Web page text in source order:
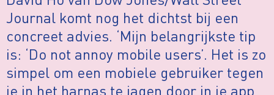
Journal komt nog het dichtst bij een
concreet advies. ‘Mijn belangrijkste tip
is: ‘Do not annoy mobile users’. Het is zo
simpel om een mobiele gebruiker tegen
je in het harnas te jagen door in je app